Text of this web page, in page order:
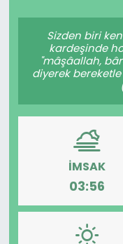
Sizden biri
kardeşinde
"mâşâallah,
diyerek
İMSAK
03:56